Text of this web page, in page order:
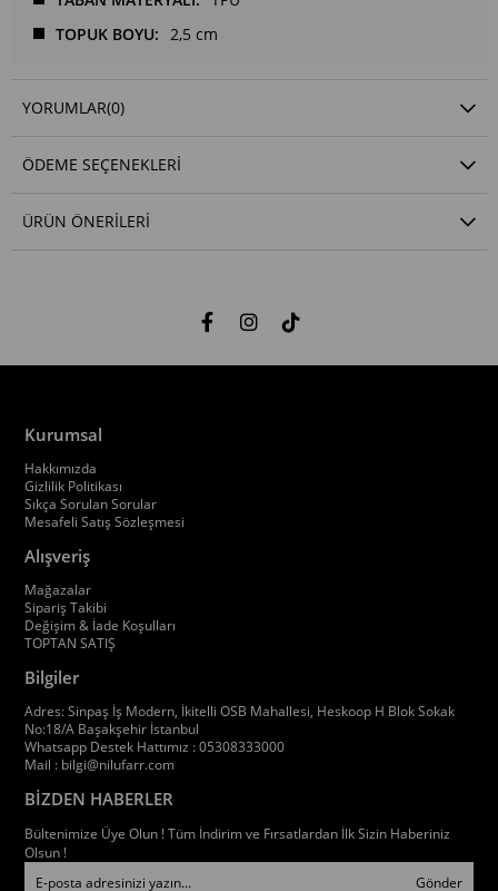
TOPUK BOYU
2,5 cm
YORUMLAR(0)
ÖDEME SEÇENEKLERI
ÜRÜN ÖNERILERI
Kurumsal
Hakkımızda
Gizlilik Politikası
Sıkça Sorulan Sorular
Mesafeli Satış Sözleşmesi
Alışveriş
Mağazalar
Sipariş Takibi
Değişim & İade Koşulları
TOPTAN SATIŞ
Bilgiler
Adres: Sinpaş İş Modern, İkitelli OSB Mahallesi, Heskoop H Blok Sokak
No:18/A Başakşehir İstanbul
Whatsapp Destek Hattımız : 05308333000
Mail : bilgi@nilufarr.com
BİZDEN HABERLER
Bültenimize Üye Olun ! Tüm İndirim ve Fırsatlardan İlk Sizin Haberiniz
Olsun !
Gönder